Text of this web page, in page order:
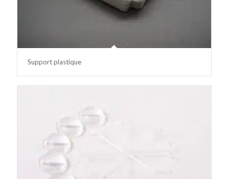
Support plastique